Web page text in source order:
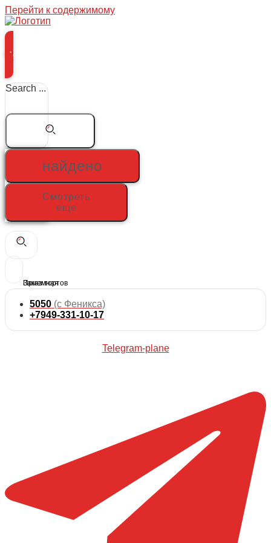
Перейти к содержимому
Меню
Search ...
найдено
Смотреть
еще
5050 (с Феникса)
+7949-331-10-17
Telegram-plane